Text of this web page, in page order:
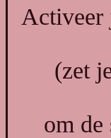
Activeer
(zet
om